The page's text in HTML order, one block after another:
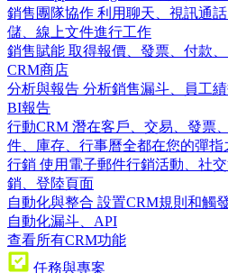
銷售團隊協作 利用聊天、視訊通
儲、線上文件進行工作
銷售賦能 取得報價、發票、付款
CRM商店
分析與報告 分析銷售漏斗、員工
BI報告
行動CRM 潛在客戶、交易、發票
件、庫存、行事曆全都在您的彈指
行銷 使用電子郵件行銷活動、社
銷、登陸頁面
自動化與整合 設置CRM規則和觸
自動化漏斗、API
查看所有CRM功能
任務與專案